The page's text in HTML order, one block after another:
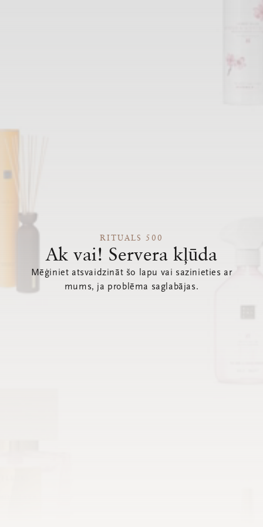
RITUALS 500
Ak vai! Servera kļūda
Mēģiniet atsvaidzināt šo lapu vai sazinieties ar
mums, ja problēma saglabājas.